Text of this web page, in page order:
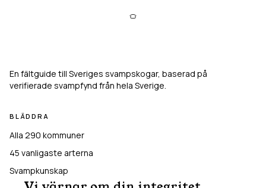
En fältguide till Sveriges svampskogar, baserad på
verifierade svampfynd från hela Sverige.
BLÄDDRA
Alla 290 kommuner
45 vanligaste arterna
Svampkunskap